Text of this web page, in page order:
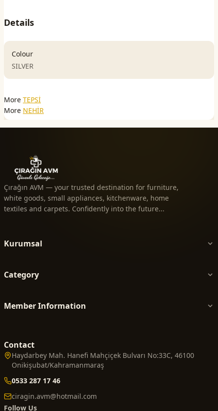
Details
Colour
SILVER
More TEPSİ
More NEHİR
Çırağın AVM — your trusted destination for furniture,
white goods, small appliances, kitchenware, home
textiles and carpets. Confidently into the future...
Kurumsal
Category
Member Information
Contact
Haydarbey Mah. Hanefi Mahçiçek Bulvarı No:33C, 46100
Onikişubat/Kahramanmaraş
0533 287 17 46
ciragin.avm@hotmail.com
Follow Us